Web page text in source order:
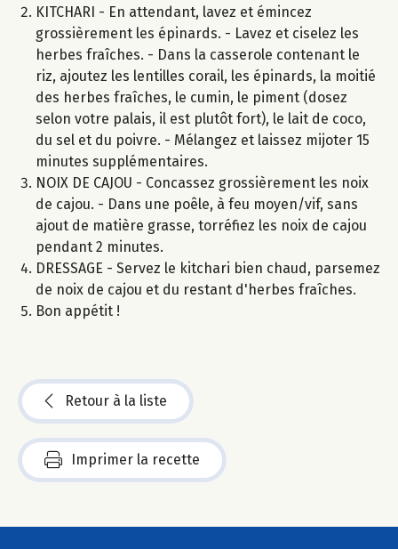
KITCHARI - En attendant, lavez et émincez
grossièrement les épinards. - Lavez et ciselez les
herbes fraîches. - Dans la casserole contenant le
riz, ajoutez les lentilles corail, les épinards, la moitié
des herbes fraîches, le cumin, le piment (dosez
selon votre palais, il est plutôt fort), le lait de coco,
du sel et du poivre. - Mélangez et laissez mijoter 15
minutes supplémentaires.
NOIX DE CAJOU - Concassez grossièrement les noix
de cajou. - Dans une poêle, à feu moyen/vif, sans
ajout de matière grasse, torréfiez les noix de cajou
pendant 2 minutes.
DRESSAGE - Servez le kitchari bien chaud, parsemez
de noix de cajou et du restant d'herbes fraîches.
Bon appétit !
Retour à la liste
Imprimer la recette